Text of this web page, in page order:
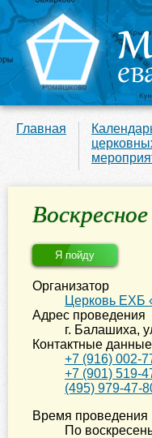
Главная
Я пойду
Организатор
Церковь ЕХБ
Адрес проведения
г. Балашиха,
Контактные данные
+7 (916) 002-
+7 (901) 519-
(495) 979-47-
Время проведения
По